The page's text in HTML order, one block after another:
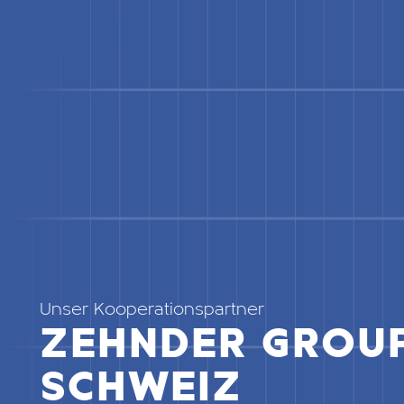
Unser Kooperationspartner
ZEHNDER
SCHWEIZ